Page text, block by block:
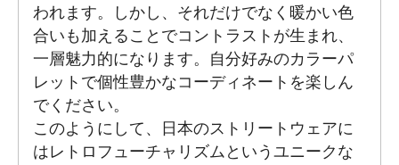
われます。しかし、それだけでなく暖かい色
合いも加えることでコントラストが生まれ、
一層魅力的になります。自分好みのカラーパ
レットで個性豊かなコーディネートを楽しん
でください。
このようにして、日本のストリートウェアに
はレトロフューチャリズムというユニークな